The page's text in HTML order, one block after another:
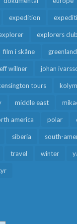
expedition
explorers club
film i skåne greenland
willner johan
tours
middle east
america polar
siberia south-
travel winter